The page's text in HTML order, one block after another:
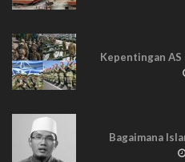
Kepentingan AS
Bagaimana